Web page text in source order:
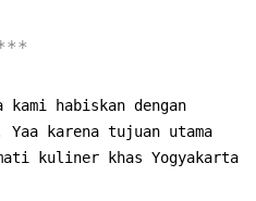
habiskan dengan
karena tujuan utama
kuliner khas Yogyakarta